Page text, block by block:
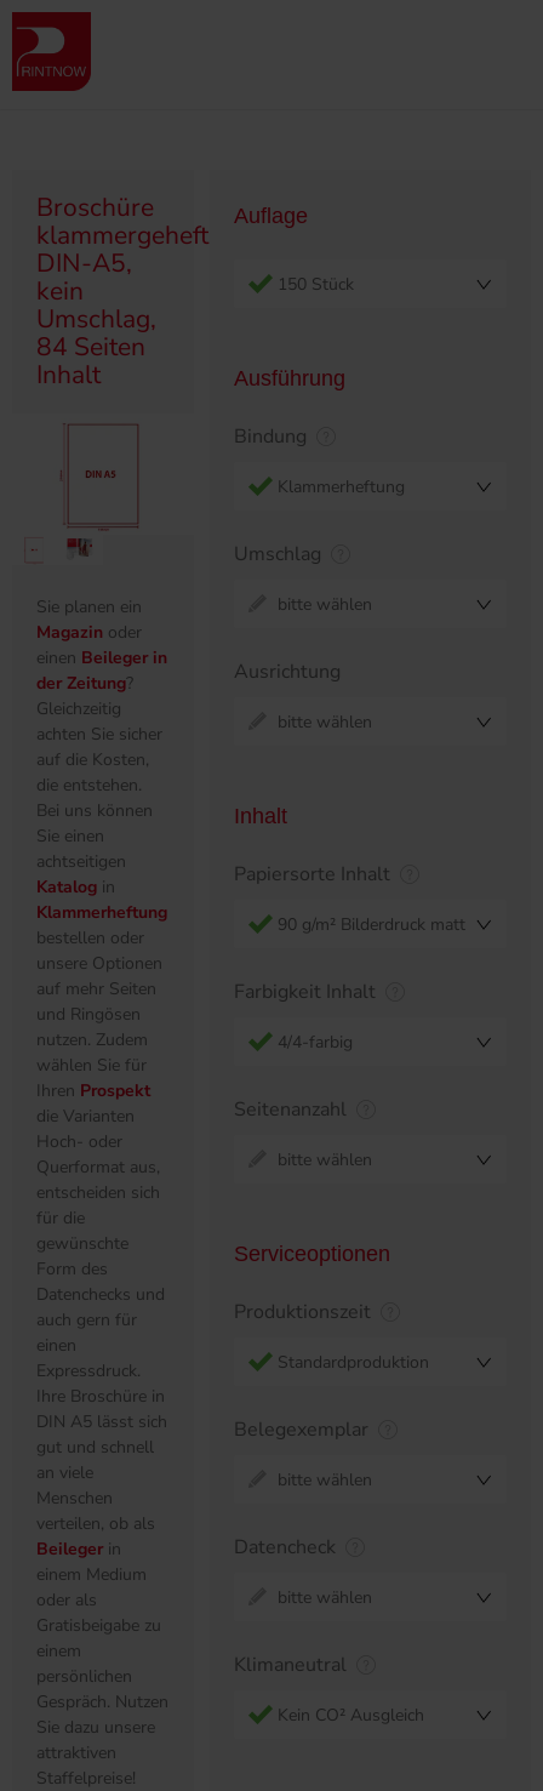
" >
Produktübersicht
Broschüre klammergeheftet, DIN-A5, kein Umschlag, 84 Seiten Inhalt
Broschüre
klammergeheftet,
DIN-A5,
kein
Umschlag,
84 Seiten
Inhalt
Sie planen ein
Magazin oder
einen Beileger in
der Zeitung?
Gleichzeitig
achten Sie sicher
auf die Kosten,
die entstehen.
Bei uns können
Sie einen
achtseitigen
Katalog in
Klammerheftung
bestellen oder
unsere Optionen
auf mehr Seiten
und Ringösen
nutzen. Zudem
wählen Sie für
Ihren Prospekt
die Varianten
Hoch- oder
Querformat aus,
entscheiden sich
für die
gewünschte
Form des
Datenchecks und
auch gern für
einen
Expressdruck.
Ihre Broschüre in
DIN A5 lässt sich
gut und schnell
an viele
Menschen
verteilen, ob als
Beileger in
einem Medium
oder als
Gratisbeigabe zu
einem
persönlichen
Gespräch. Nutzen
Sie dazu unsere
attraktiven
Staffelpreise!
Auflage
150 Stück
Ausführung
Bindung
Klammerheftung
Umschlag
bitte wählen
Ausrichtung
bitte wählen
Inhalt
Papiersorte Inhalt
90 g/m² Bilderdruck matt
Farbigkeit Inhalt
4/4-farbig
Seitenanzahl
bitte wählen
Serviceoptionen
Produktionszeit
Standardproduktion
Belegexemplar
bitte wählen
Datencheck
bitte wählen
Klimaneutral
Kein CO² Ausgleich